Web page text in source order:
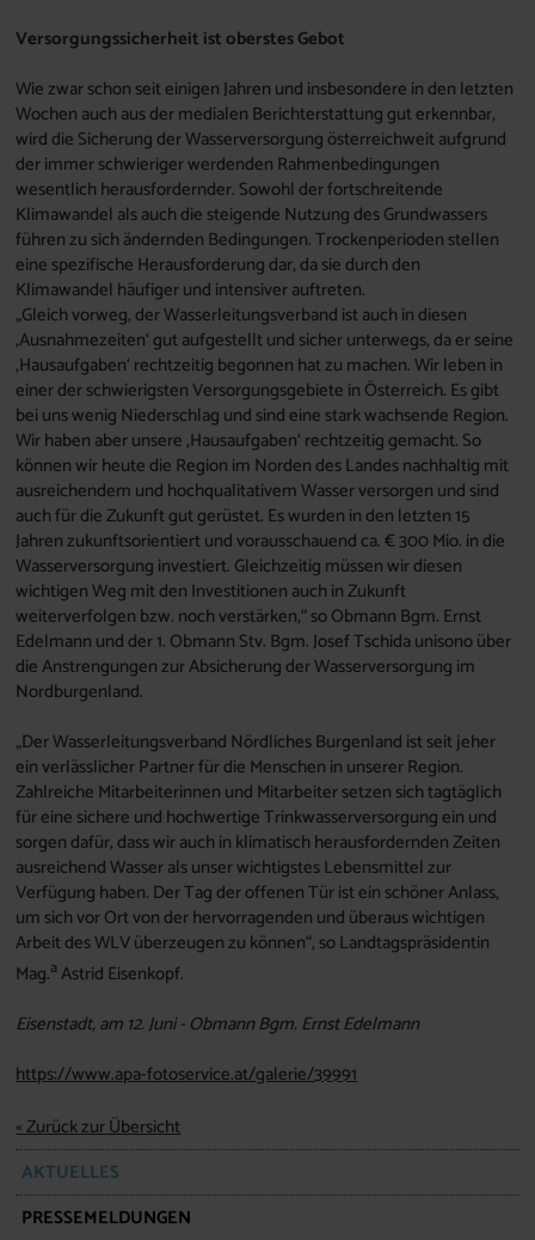
Versorgungssicherheit ist oberstes Gebot
Wie zwar schon seit einigen Jahren und insbesondere in den letzten
Wochen auch aus der medialen Berichterstattung gut erkennbar,
wird die Sicherung der Wasserversorgung österreichweit aufgrund
der immer schwieriger werdenden Rahmenbedingungen
wesentlich herausfordernder. Sowohl der fortschreitende
Klimawandel als auch die steigende Nutzung des Grundwassers
führen zu sich ändernden Bedingungen. Trockenperioden stellen
eine spezifische Herausforderung dar, da sie durch den
Klimawandel häufiger und intensiver auftreten.
„Gleich vorweg, der Wasserleitungsverband ist auch in diesen
‚Ausnahmezeiten‘ gut aufgestellt und sicher unterwegs, da er seine
‚Hausaufgaben‘ rechtzeitig begonnen hat zu machen. Wir leben in
einer der schwierigsten Versorgungsgebiete in Österreich. Es gibt
bei uns wenig Niederschlag und sind eine stark wachsende Region.
Wir haben aber unsere ‚Hausaufgaben‘ rechtzeitig gemacht. So
können wir heute die Region im Norden des Landes nachhaltig mit
ausreichendem und hochqualitativem Wasser versorgen und sind
auch für die Zukunft gut gerüstet. Es wurden in den letzten 15
Jahren zukunftsorientiert und vorausschauend ca. € 300 Mio. in die
Wasserversorgung investiert. Gleichzeitig müssen wir diesen
wichtigen Weg mit den Investitionen auch in Zukunft
weiterverfolgen bzw. noch verstärken,“ so Obmann Bgm. Ernst
Edelmann und der 1. Obmann Stv. Bgm. Josef Tschida unisono über
die Anstrengungen zur Absicherung der Wasserversorgung im
Nordburgenland.
„Der Wasserleitungsverband Nördliches Burgenland ist seit jeher
ein verlässlicher Partner für die Menschen in unserer Region.
Zahlreiche Mitarbeiterinnen und Mitarbeiter setzen sich tagtäglich
für eine sichere und hochwertige Trinkwasserversorgung ein und
sorgen dafür, dass wir auch in klimatisch herausfordernden Zeiten
ausreichend Wasser als unser wichtigstes Lebensmittel zur
Verfügung haben. Der Tag der offenen Tür ist ein schöner Anlass,
um sich vor Ort von der hervorragenden und überaus wichtigen
Arbeit des WLV überzeugen zu können“, so Landtagspräsidentin
Mag.aAstrid Eisenkopf.
Eisenstadt, am 12. Juni - Obmann Bgm. Ernst Edelmann
https://www.apa-fotoservice.at/galerie/39991
« Zurück zur Übersicht
AKTUELLES
PRESSEMELDUNGEN